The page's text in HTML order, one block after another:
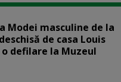
Modei masculine de la
de casa Louis
defilare la Muzeul